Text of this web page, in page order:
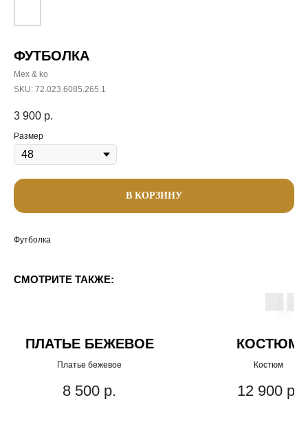
ФУТБОЛКА
Mex & ko
SKU: 72.023.6085.265.1
3 900 р.
Размер
В КОРЗИНУ
Футболка
СМОТРИТЕ ТАКЖЕ:
ПЛАТЬЕ БЕЖЕВОЕ
Платье бежевое
8 500 р.
КОСТЮМ
Костюм
12 900 р.